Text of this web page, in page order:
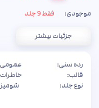
موجودی: فقط 9 جلد
جزئیات بیشتر
رده سنی:
عمومی
قالب:
خاطرات
نوع جلد:
شومیز